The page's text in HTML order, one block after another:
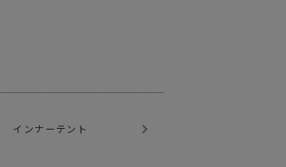
キーホルダー/カラビナ
インナーテント